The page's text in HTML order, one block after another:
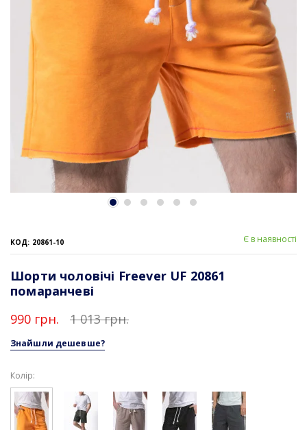
КОД: 20861-10 Є в наявності
Шорти чоловічі Freever UF 20861
помаранчеві
990 грн.
1 013 грн.
Знайшли дешевше?
Колір: